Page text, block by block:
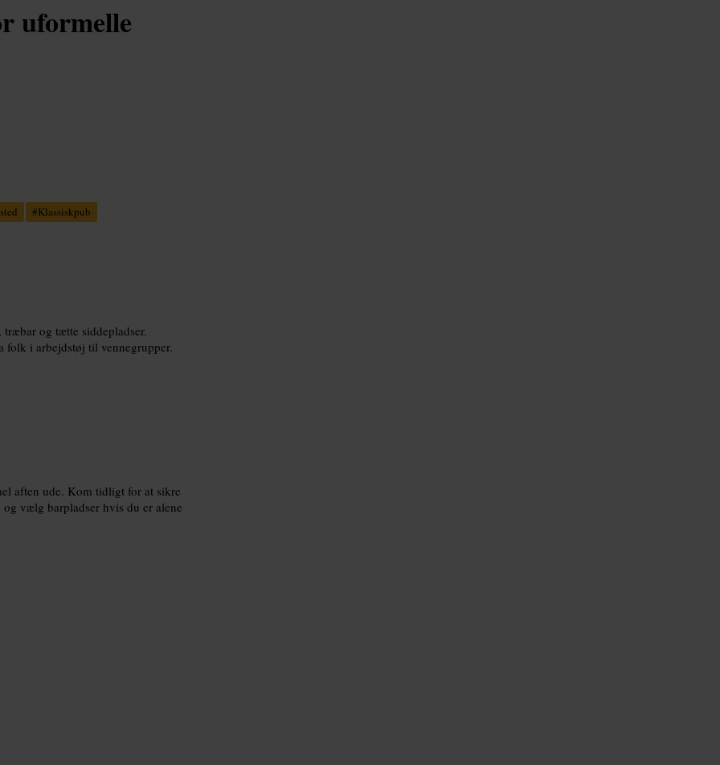
uformelle
#Klassiskpub
og tætte siddepladser.
i arbejdstøj til vennegrupper.
aften ude. Kom tidligt for at sikre
vælg barpladser hvis du er alene